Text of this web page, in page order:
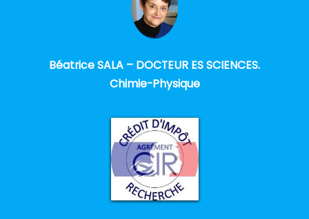
Béatrice SALA – DOCTEUR ES SCIENCES.
Chimie-Physique